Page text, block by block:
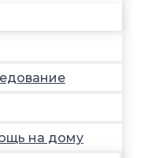
на дому